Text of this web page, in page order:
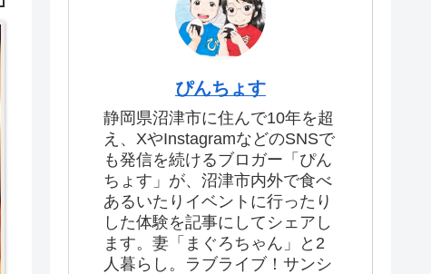
ぴんちょす
静岡県沼津市に住んで10年を超
え、XやInstagramなどのSNSで
も発信を続けるブロガー「ぴん
ちょす」が、沼津市内外で食べ
あるいたりイベントに行ったり
した体験を記事にしてシェアし
ます。妻「まぐろちゃん」と2
人暮らし。ラブライブ！サンシ